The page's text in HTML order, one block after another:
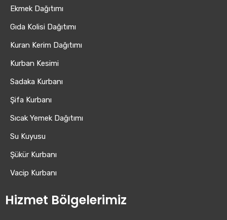
Ekmek Dağıtımı
Gıda Kolisi Dağıtımı
Kuran Kerim Dağıtımı
Kurban Kesimi
Sadaka Kurbanı
Şifa Kurbanı
Sıcak Yemek Dağıtımı
Su Kuyusu
Şükür Kurbanı
Vacip Kurbanı
Hizmet Bölgelerimiz